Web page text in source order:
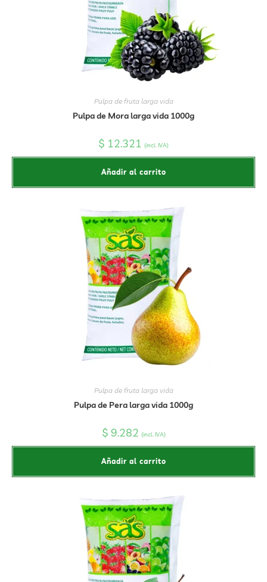
Pulpa de fruta larga vida
Pulpa de Mora larga vida 1000g
$ 12.321 (incl. IVA)
Añadir al carrito
Pulpa de fruta larga vida
Pulpa de Pera larga vida 1000g
$ 9.282 (incl. IVA)
Añadir al carrito